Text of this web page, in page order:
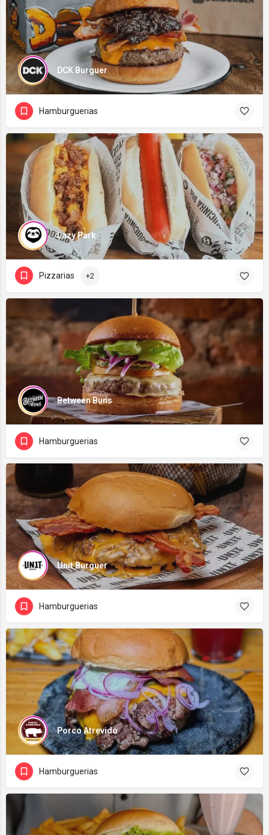
DCK Burguer
Hamburguerias
Lazy Park
Pizzarias +2
Between Buns
Hamburguerias
Unit Burguer
Hamburguerias
Porco Atrevido
Hamburguerias